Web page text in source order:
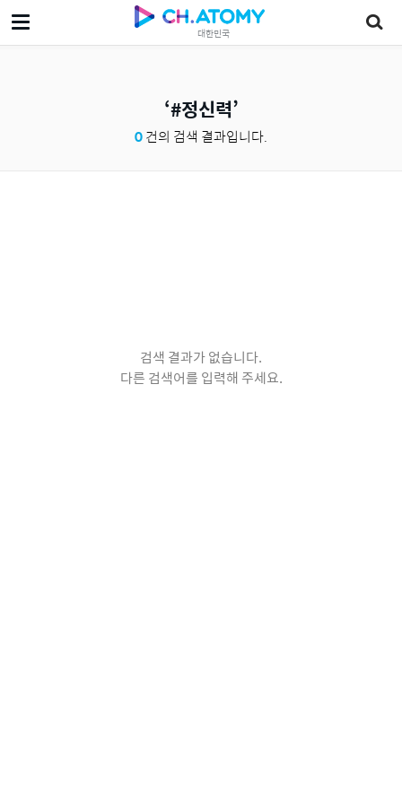
대한민국
#정신력
0건의 검색 결과입니다.
검색 결과가 없습니다.
다른 검색어를 입력해 주세요.